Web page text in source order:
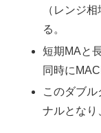
（レンジ
る。
短期MAと
同時に
このダブ
ナルとなり